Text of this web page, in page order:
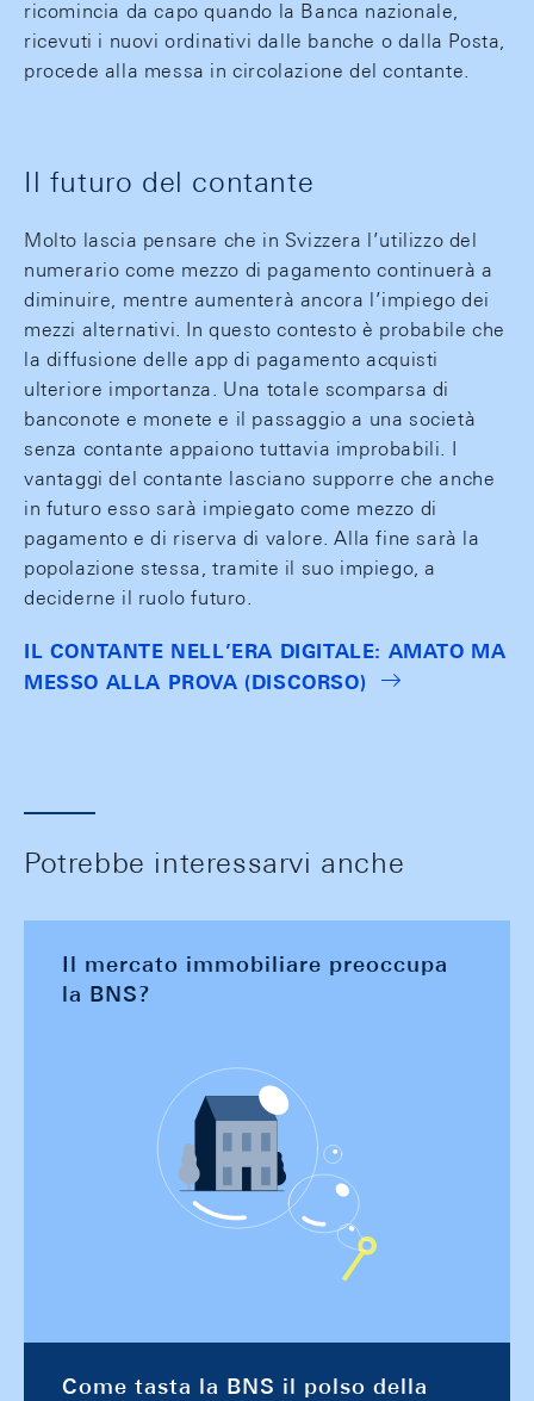
ricomincia da capo quando la Banca nazionale,
ricevuti i nuovi ordinativi dalle banche o dalla Posta,
procede alla messa in circolazione del contante.
Il futuro del contante
Molto lascia pensare che in Svizzera l’utilizzo del
numerario come mezzo di pagamento continuerà a
diminuire, mentre aumenterà ancora l’impiego dei
mezzi alternativi. In questo contesto è probabile che
la diffusione delle app di pagamento acquisti
ulteriore importanza. Una totale scomparsa di
banconote e monete e il passaggio a una società
senza contante appaiono tuttavia improbabili. I
vantaggi del contante lasciano supporre che anche
in futuro esso sarà impiegato come mezzo di
pagamento e di riserva di valore. Alla fine sarà la
popolazione stessa, tramite il suo impiego, a
deciderne il ruolo futuro.
IL CONTANTE NELL’ERA DIGITALE: AMATO MA
MESSO ALLA PROVA (DISCORSO)
Potrebbe interessarvi anche
Il mercato immobiliare preoccupa
la BNS?
Come tasta la BNS il polso della